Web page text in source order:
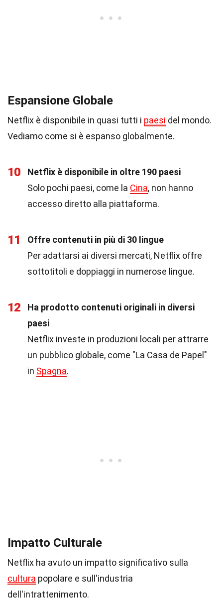
Espansione Globale
Netflix è disponibile in quasi tutti i paesi del mondo.
Vediamo come si è espanso globalmente.
10
Netflix è disponibile in oltre 190 paesi
Solo pochi paesi, come la Cina, non hanno
accesso diretto alla piattaforma.
11
Offre contenuti in più di 30 lingue
Per adattarsi ai diversi mercati, Netflix offre
sottotitoli e doppiaggi in numerose lingue.
12
Ha prodotto contenuti originali in diversi
paesi
Netflix investe in produzioni locali per attrarre
un pubblico globale, come "La Casa de Papel"
in Spagna.
Impatto Culturale
Netflix ha avuto un impatto significativo sulla
cultura popolare e sull'industria
dell'intrattenimento.